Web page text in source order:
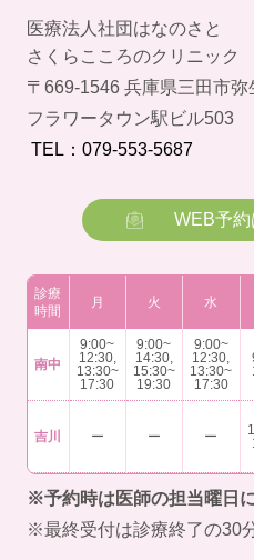
医療法人社団はなのさと
さくらこころのクリニック
〒669-1546 兵庫県三田市弥
フラワータウン駅ビル503
TEL：079-553-5687
WEB予約
診療
時間
月 火 水
南中
9:00~
12:30,
13:30~
17:30
9:00~
14:30,
15:30~
19:30
9:00~
12:30,
13:30~
17:30
吉川 ー ー ー
※予約時は医師の担当曜日
※最終受付は診療終了の30